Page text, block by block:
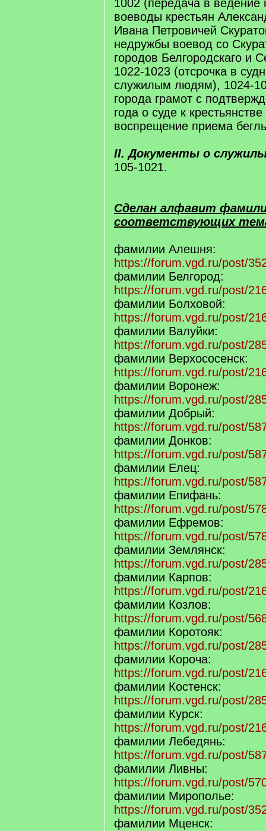
1002 (передача в ведение
воеводы крестьян
Ивана Петровичей
недружбы воевод со
городов Белгородскаго и
1022-1023 (отсрочка в
служилым людям), 1024-
города грамот с
года о суде к
воспрещение приема
II. Документы о
105-1021.
Сделан алфавит
соответствующих
фамилии Алешня:
https://forum.vgd.ru/post/
фамилии Белгород:
https://forum.vgd.ru/post/
фамилии Болховой:
https://forum.vgd.ru/post/
фамилии Валуйки:
https://forum.vgd.ru/post/
фамилии Верхососенск:
https://forum.vgd.ru/post/
фамилии Воронеж:
https://forum.vgd.ru/post/
фамилии Добрый:
https://forum.vgd.ru/post/
фамилии Донков:
https://forum.vgd.ru/post/
фамилии Елец:
https://forum.vgd.ru/post/
фамилии Епифань:
https://forum.vgd.ru/post/
фамилии Ефремов:
https://forum.vgd.ru/post/
фамилии Землянск:
https://forum.vgd.ru/post/
фамилии Карпов:
https://forum.vgd.ru/post/
фамилии Козлов:
https://forum.vgd.ru/post/
фамилии Коротояк:
https://forum.vgd.ru/post/
фамилии Короча:
https://forum.vgd.ru/post/
фамилии Костенск:
https://forum.vgd.ru/post/
фамилии Курск:
https://forum.vgd.ru/post/
фамилии Лебедянь:
https://forum.vgd.ru/post/
фамилии Ливны:
https://forum.vgd.ru/post/
фамилии Мирополье:
https://forum.vgd.ru/post/
фамилии Мценск: